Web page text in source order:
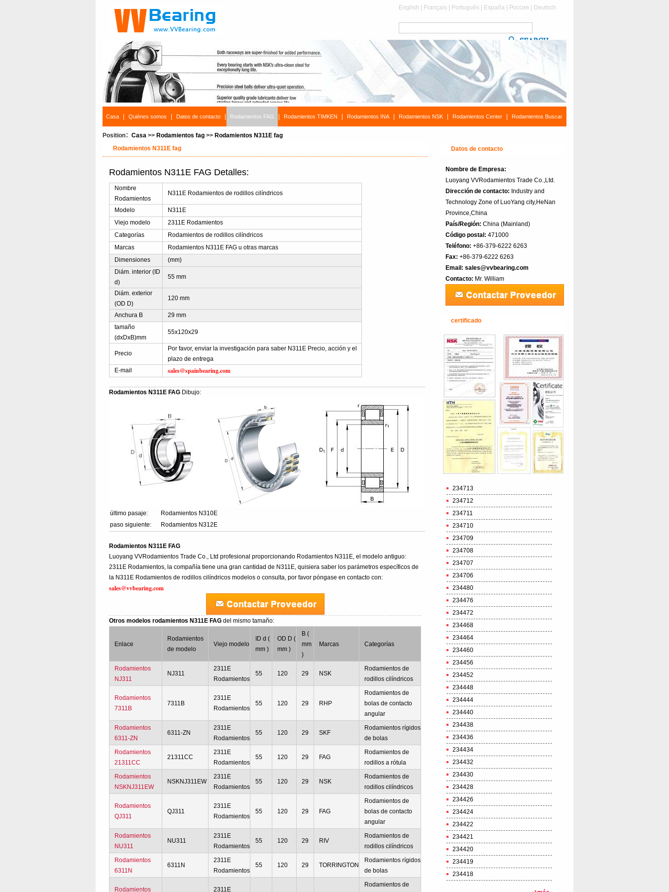
English Français Português España Россия Deutsch
Casa Quiénes somos Datos de contacto Rodamientos FAG Rodamientos TIMKEN Rodamientos INA Rodamientos NSK Rodamientos Center Rodamientos Buscar
Position： Casa >> Rodamientos fag >> Rodamientos N311E fag
Rodamientos N311E fag
Rodamientos N311E FAG Detalles:
Nombre
Rodamientos
N311E Rodamientos de rodillos cilíndricos
Modelo
N311E
Viejo modelo
2311E Rodamientos
Categorías
Rodamientos de rodillos cilíndricos
Marcas
Rodamientos N311E FAG u otras marcas
Dimensiones
(mm)
Diám. interior (ID
d)
55 mm
Diám. exterior
(OD D)
120 mm
Anchura B
29 mm
tamaño
(dxDxB)mm
55x120x29
Precio
Por favor, enviar la investigación para saber N311E Precio, acción y el
plazo de entrega
E-mail
sales@spainbearing.com
Rodamientos N311E FAG Dibujo:
último pasaje:
Rodamientos N310E
paso siguiente:
Rodamientos N312E
Rodamientos N311E FAG
Luoyang VVRodamientos Trade Co., Ltd profesional proporcionando Rodamientos N311E, el modelo antiguo:
2311E Rodamientos, la compañía tiene una gran cantidad de N311E, quisiera saber los parámetros específicos de
la N311E Rodamientos de rodillos cilíndricos modelos o consulta, por favor póngase en contacto con:
sales@vvbearing.com
Otros modelos rodamientos N311E FAGdel mismo tamaño:
Enlace
Rodamientos
de modelo
Viejo modelo
ID d (
mm )
OD D (
mm )
B (
mm
)
Marcas Categorías
Rodamientos
NJ311
NJ311
2311E
Rodamientos
55 120 29 NSK
Rodamientos de
rodillos cilíndricos
Rodamientos
7311B
7311B
2311E
Rodamientos
55 120 29 RHP
Rodamientos de
bolas de contacto
angular
Rodamientos
6311-ZN
6311-ZN
2311E
Rodamientos
55 120 29 SKF
Rodamientos rígidos
de bolas
Rodamientos
21311CC
21311CC
2311E
Rodamientos
55 120 29 FAG
Rodamientos de
rodillos a rótula
Rodamientos
NSKNJ311EW
NSKNJ311EW
2311E
Rodamientos
55 120 29 NSK
Rodamientos de
rodillos cilíndricos
Rodamientos
QJ311
QJ311
2311E
Rodamientos
55 120 29 FAG
Rodamientos de
bolas de contacto
angular
Rodamientos
NU311
NU311
2311E
Rodamientos
55 120 29 RIV
Rodamientos de
rodillos cilíndricos
Rodamientos
6311N
6311N
2311E
Rodamientos
55 120 29 TORRINGTON
Rodamientos rígidos
de bolas
Rodamientos 2311E
Rodamientos de
Datos de contacto
Nombre de Empresa:
Luoyang VVRodamientos Trade Co.,Ltd.
Dirección de contacto: Industry and
Technology Zone of LuoYang city,HeNan
Province,China
País/Región: China (Mainland)‎
Código postal: 471000
Teléfono: +86-379-6222 6263
Fax: +86-379-6222 6263
Email: sales@vvbearing.com
Contacto: Mr. William
certificado
234713
234712
234711
234710
234709
234708
234707
234706
234480
234476
234472
234468
234464
234460
234456
234452
234448
234444
234440
234438
234436
234434
234432
234430
234428
234426
234424
234422
234421
234420
234419
234418